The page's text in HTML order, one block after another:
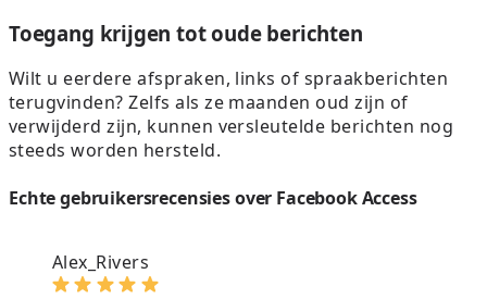
Toegang krijgen tot oude berichten
Wilt u eerdere afspraken, links of spraakberichten
terugvinden? Zelfs als ze maanden oud zijn of
verwijderd zijn, kunnen versleutelde berichten nog
steeds worden hersteld.
Echte gebruikersrecensies over Facebook Access
Alex_Rivers